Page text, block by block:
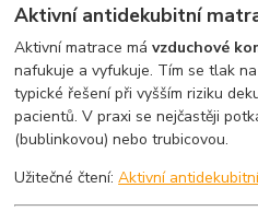
Aktivní antidekubitní
Aktivní matrace mávzduchové
nafukuje a vyfukuje. Tím se tlak
typické řešení při vyšším riziku
pacientů. V praxi se nejčastěji
(bublinkovou) nebo trubicovou.
Užitečné čtení:Aktivní